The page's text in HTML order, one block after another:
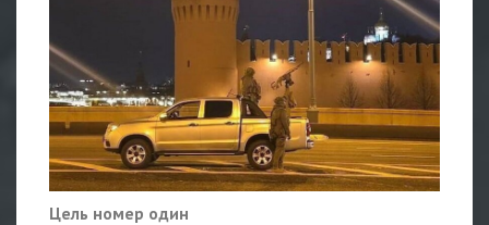
Цель номер один